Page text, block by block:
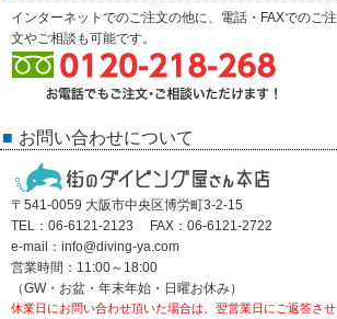
インターネットでのご注文の他に、電話・FAXでのご注
文やご相談も可能です。
お問い合わせについて
〒541-0059 大阪市中央区博労町3-2-15
TEL：06-6121-2123 FAX：06-6121-2722
e-mail：info@diving-ya.com
営業時間：11:00～18:00
（GW・お盆・年末年始・日曜お休み）
休業日にお問い合わせ頂いた場合は、翌営業日にご返答させ